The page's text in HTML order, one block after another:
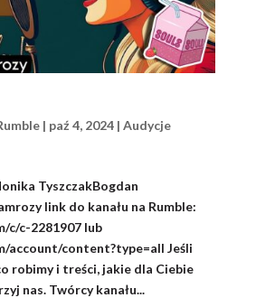
| paź 4, 2024| Audycje
TyszczakBogdan
link do kanału na Rumble:
c/c-2281907 lub
account/content?type=all Jeśli
robimy i treści, jakie dla Ciebie
nas. Twórcy kanału...